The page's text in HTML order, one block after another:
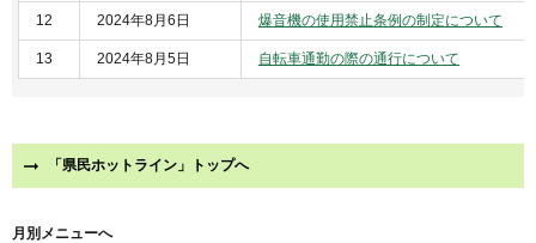
12 2024年8月6日 爆音機の使用禁止条例の制定について
13 2024年8月5日 自転車通勤の際の通行について
「県民ホットライン」トップへ
月別メニューへ